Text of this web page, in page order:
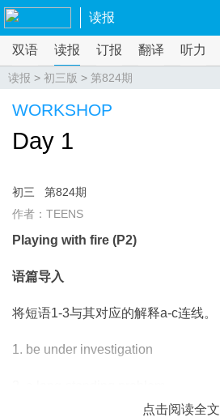
读报
双语 读报 订报 翻译 听力
读报 > 初三版 > 第824期
WORKSHOP
Day 1
初三
第824期
作者：TEENS
Playing with fire (P2)
语篇导入
将短语1-3与其对应的解释a-c连线。
1. be under investigation
点击阅读全文